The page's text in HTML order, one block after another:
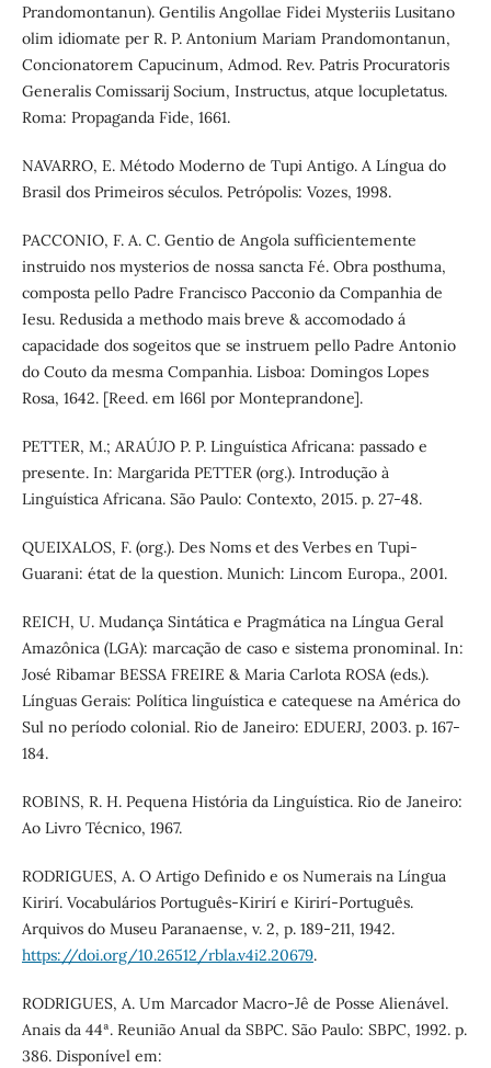
Prandomontanun). Gentilis Angollae Fidei Mysteriis Lusitano
olim idiomate per R. P. Antonium Mariam Prandomontanun,
Concionatorem Capucinum, Admod. Rev. Patris Procuratoris
Generalis Comissarij Socium, Instructus, atque locupletatus.
Roma: Propaganda Fide, 1661.
NAVARRO, E. Método Moderno de Tupi Antigo. A Língua do
Brasil dos Primeiros séculos. Petrópolis: Vozes, 1998.
PACCONIO, F. A. C. Gentio de Angola sufficientemente
instruido nos mysterios de nossa sancta Fé. Obra posthuma,
composta pello Padre Francisco Pacconio da Companhia de
Iesu. Redusida a methodo mais breve & accomodado á
capacidade dos sogeitos que se instruem pello Padre Antonio
do Couto da mesma Companhia. Lisboa: Domingos Lopes
Rosa, 1642. [Reed. em l66l por Monteprandone].
PETTER, M.; ARAÚJO P. P. Linguística Africana: passado e
presente. In: Margarida PETTER (org.). Introdução à
Linguística Africana. São Paulo: Contexto, 2015. p. 27-48.
QUEIXALOS, F. (org.). Des Noms et des Verbes en Tupi-
Guarani: état de la question. Munich: Lincom Europa., 2001.
REICH, U. Mudança Sintática e Pragmática na Língua Geral
Amazônica (LGA): marcação de caso e sistema pronominal. In:
José Ribamar BESSA FREIRE & Maria Carlota ROSA (eds.).
Línguas Gerais: Política linguística e catequese na América do
Sul no período colonial. Rio de Janeiro: EDUERJ, 2003. p. 167-
184.
ROBINS, R. H. Pequena História da Linguística. Rio de Janeiro:
Ao Livro Técnico, 1967.
RODRIGUES, A. O Artigo Definido e os Numerais na Língua
Kirirí. Vocabulários Português-Kirirí e Kirirí-Português.
Arquivos do Museu Paranaense, v. 2, p. 189-211, 1942.
https://doi.org/10.26512/rbla.v4i2.20679.
RODRIGUES, A. Um Marcador Macro-Jê de Posse Alienável.
Anais da 44ª. Reunião Anual da SBPC. São Paulo: SBPC, 1992. p.
386. Disponível em: